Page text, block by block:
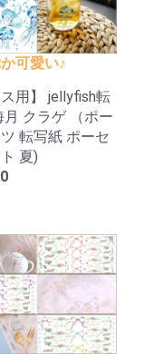
可愛い♪
ス用】 jellyfish転
月 クラゲ （ポー
転写紙 ポーセ
夏)